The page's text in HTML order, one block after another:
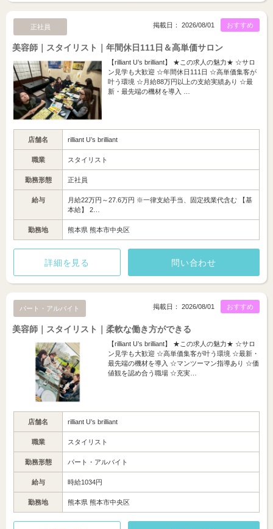
正社員 おすすめ
掲載日： 2026/08/01
美容師｜スタイリスト｜年間休日111日＆高単価サロン
【rilliant U’s brilliant】 ★この求人の魅力★ ☆サロ
ン見学も大歓迎 ☆年間休日111日 ☆高単価集客が
叶う環境 ☆月給88万円以上の支給実績あり ☆最
新・最先端の機材を導入 …
店舗名 rilliant U’s brilliant
職業 スタイリスト
勤務形態 正社員
給与
月給22万円～27.6万円 ※一律支給手当、固定残業代含む 【基
本給】 2…
勤務地 熊本県 熊本市中央区
詳細を見る 問い合わせ
パート・アルバイト おすすめ
掲載日： 2026/08/01
美容師｜スタイリスト｜柔軟な働き方ができる
【rilliant U’s brilliant】 ★この求人の魅力★ ☆サロ
ン見学も大歓迎 ☆高単価集客が叶う環境 ☆最新・
最先端の機材を導入 ☆マンツーマン指導あり ☆価
値観を認め合う職場 ☆充実…
店舗名 rilliant U’s brilliant
職業 スタイリスト
勤務形態 パート・アルバイト
給与 時給1034円
勤務地 熊本県 熊本市中央区